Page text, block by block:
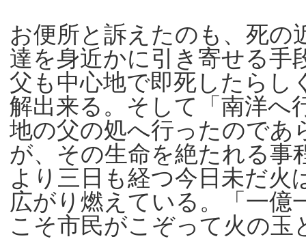
お便所と訴えたのも、死の
達を身近かに引き寄せる手
父も中心地で即死したらし
解出来る。そして「南洋へ
地の父の処へ行ったのであ
が、その生命を絶たれる事
より三日も経つ今日未だ火
広がり燃えている。「一億
こそ市民がこぞって火の